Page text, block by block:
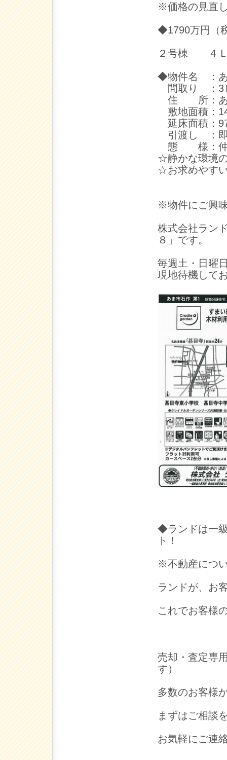
※価格の見直
◆1790万円（
２号棟 ４Ｌ
◆物件名 ：
間取り ：3
住 所：あ
敷地面積：
延床面積：
引渡し ：即
態 様：仲
☆静かな環境
☆お求めやす
※物件にご興
株式会社ラン
８」です。
毎週土・日曜
現地待機して
◆ランドは一
ト！
※不動産につ
ランドが、お
これでお客様
売却・査定専
す）
多数のお客様
まずはご相談
お気軽にご連